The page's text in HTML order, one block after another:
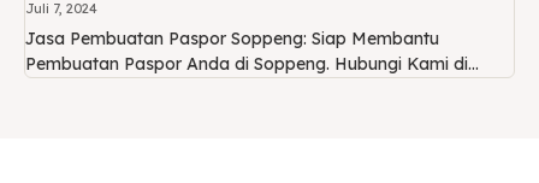
Juli 7, 2024
Jasa Pembuatan Paspor Soppeng: Siap Membantu
Pembuatan Paspor Anda di Soppeng. Hubungi Kami di...